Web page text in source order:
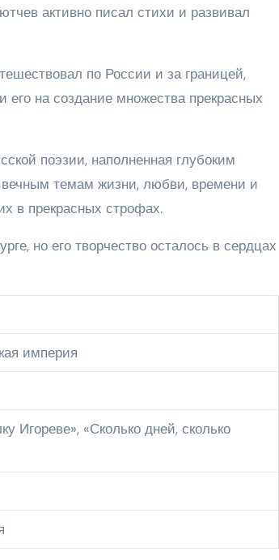
активно писал стихи и развивал
по России и за границей,
его на создание множества прекрасных
поэзии, наполненная глубоким
темам жизни, любви, времени и
в прекрасных строфах.
но его творчество осталось в сердцах
империя
Игореве», «Сколько дней, сколько